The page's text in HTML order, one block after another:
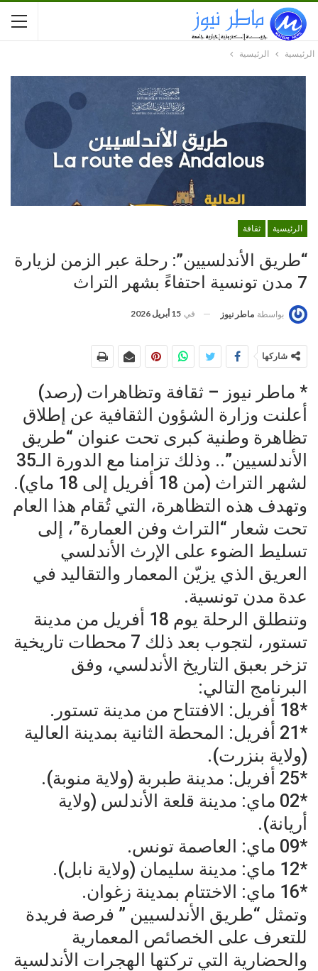
الرئيسية الرئيسية
الرئيسية ثقافة
“طريق الأندلسيين”: رحلة عبر الزمن لزيارة
7 مدن تونسية احتفاءً بشهر التراث
بواسطة ماطر نيوز في 15 أبريل 2026
شاركها
* ماطر نيوز – ثقافة وتظاهرات (رصد)
أعلنت وزارة الشؤون الثقافية عن إطلاق
تظاهرة وطنية كبرى تحت عنوان “طريق
الأندلسيين”.. وذلك تزامنا مع الدورة الـ35
لشهر التراث (من 18 أفريل إلى 18 ماي).
وتهدف هذه التظاهرة، التي تُقام هذا العام
تحت شعار “التراث وفن العمارة”، إلى
تسليط الضوء على الإرث الأندلسي
العريق الذي يزيّن المعمار والتقاليد في
عدة مدن تونسية.
وتنطلق الرحلة يوم 18 أفريل من مدينة
تستور، لتجوب بعد ذلك 7 محطات تاريخية
تزخر بعبق التاريخ الأندلسي، وفق
البرنامج التالي:
*18 أفريل: الافتتاح من مدينة تستور.
*21 أفريل: المحطة الثانية بمدينة العالية
(ولاية بنزرت).
*25 أفريل: مدينة طبربة (ولاية منوبة).
*02 ماي: مدينة قلعة الأندلس (ولاية
أريانة).
*09 ماي: العاصمة تونس.
*12 ماي: مدينة سليمان (ولاية نابل).
*16 ماي: الاختتام بمدينة زغوان.
وتمثل “طريق الأندلسيين ” فرصة فريدة
للتعرف على الخصائص المعمارية
والحضارية التي تركتها الهجرات الأندلسية